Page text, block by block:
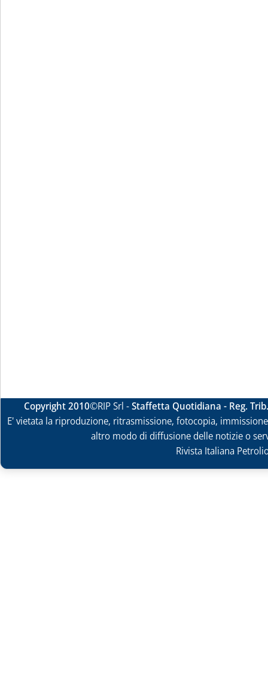
Copyright 2010©RIP Srl -Staffetta Quotidiana - Reg.
E' vietata la riproduzione, ritrasmissione, fotocopia,
altro modo di diffusione delle notizie o
Rivista Italiana